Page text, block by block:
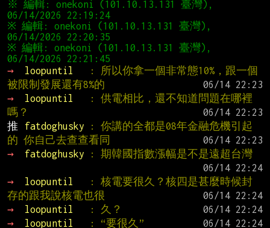
※ 編輯: onekoni (101.10.13.131 臺灣),
※ 編輯: onekoni (101.10.13.131 臺灣),
※ 編輯: onekoni (101.10.13.131 臺灣),
→
loopuntil
: 所以你拿一個非常態10%，跟一個
被限制發展還有8%的
→
loopuntil
: 供電相比，還不知道問題在哪裡
嗎？
推
fatdoghusky
: 你講的全都是08年金融危機引起
的 你自己去查查看同
→
fatdoghusky
: 期韓國指數漲幅是不是遠超台灣
→
loopuntil
: 核電要很久？核四是甚麼時候封
存的跟我說核電也很
→
loopuntil : 久？
→
loopuntil : “要很久”